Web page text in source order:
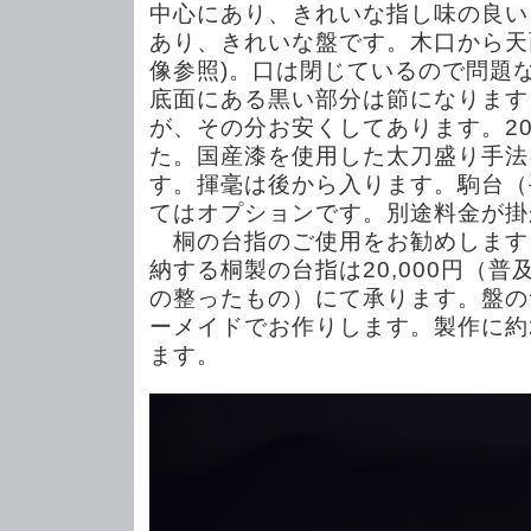
中心にあり、きれいな指し味の良
あり、きれいな盤です。木口から
像参照)。口は閉じているので問題
底面にある黒い部分は節になりま
が、その分お安くしてあります。
た。国産漆を使用した太刀盛り手
す。揮毫は後から入ります。駒台
てはオプションです。別途料金が
桐の台指のご使用をお勧めしま
納する桐製の台指は20,000円（普
の整ったもの）にて承ります。盤
ーメイドでお作りします。製作に
ます。